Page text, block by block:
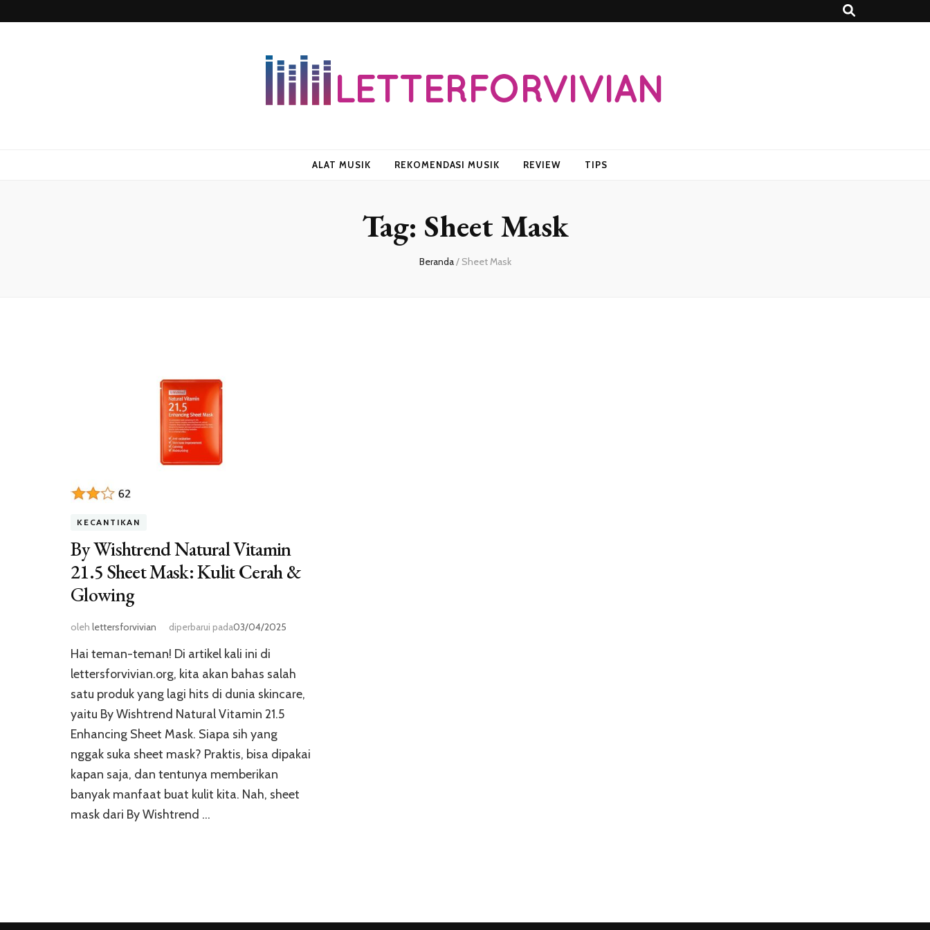
ALAT MUSIK REKOMENDASI MUSIK REVIEW TIPS
Tag: Sheet Mask
Beranda/ Sheet Mask
KECANTIKAN
By Wishtrend Natural Vitamin
21.5 Sheet Mask: Kulit Cerah &
Glowing
oleh lettersforvivian diperbarui pada03/04/2025
Hai teman-teman! Di artikel kali ini di
lettersforvivian.org, kita akan bahas salah
satu produk yang lagi hits di dunia skincare,
yaitu By Wishtrend Natural Vitamin 21.5
Enhancing Sheet Mask. Siapa sih yang
nggak suka sheet mask? Praktis, bisa dipakai
kapan saja, dan tentunya memberikan
banyak manfaat buat kulit kita. Nah, sheet
mask dari By Wishtrend …